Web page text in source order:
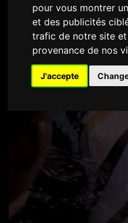
pour vous montrer
et des publicités
trafic de notre site
provenance de nos
J'accepte